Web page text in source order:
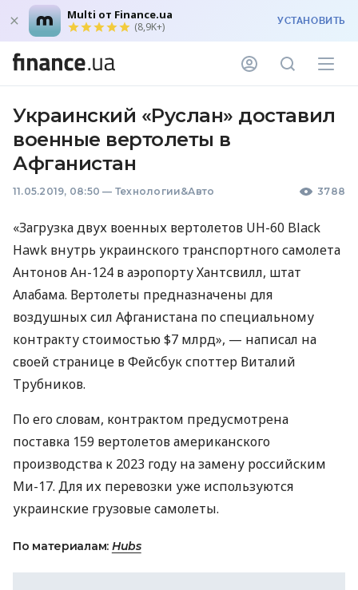
Multi от Finance.ua
(8,9K+) УСТАНОВИТЬ
Украинский «Руслан» доставил
военные вертолеты в
Афганистан
11.05.2019, 08:50 — Технологии&Авто 3788
«Загрузка двух военных вертолетов UH-60 Black
Hawk внутрь украинского транспортного самолета
Антонов Ан-124 в аэропорту Хантсвилл, штат
Алабама. Вертолеты предназначены для
воздушных сил Афганистана по специальному
контракту стоимостью $7 млрд», — написал на
своей странице в Фейсбук споттер Виталий
Трубников.
По его словам, контрактом предусмотрена
поставка 159 вертолетов американского
производства к 2023 году на замену российским
Ми-17. Для их перевозки уже используются
украинские грузовые самолеты.
По материалам: Hubs